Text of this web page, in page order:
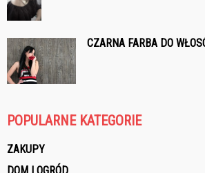
CZARNA FARBA DO
POPULARNE KATEGORIE
ZAKUPY